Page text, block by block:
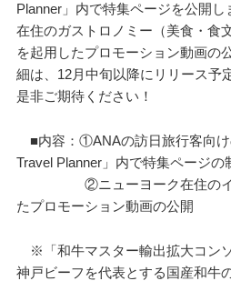
Planner」内で特集ページを公開
在住のガストロノミー（美食・食
を起用したプロモーション動画の
細は、12月中旬以降にリリース予
是非ご期待ください！
■内容：①ANAの訪日旅行客向け
Travel Planner」内で特集ページの
②ニューヨーク在住のイン
たプロモーション動画の公開
※「和牛マスター輸出拡大コンソ
神戸ビーフを代表とする国産和牛